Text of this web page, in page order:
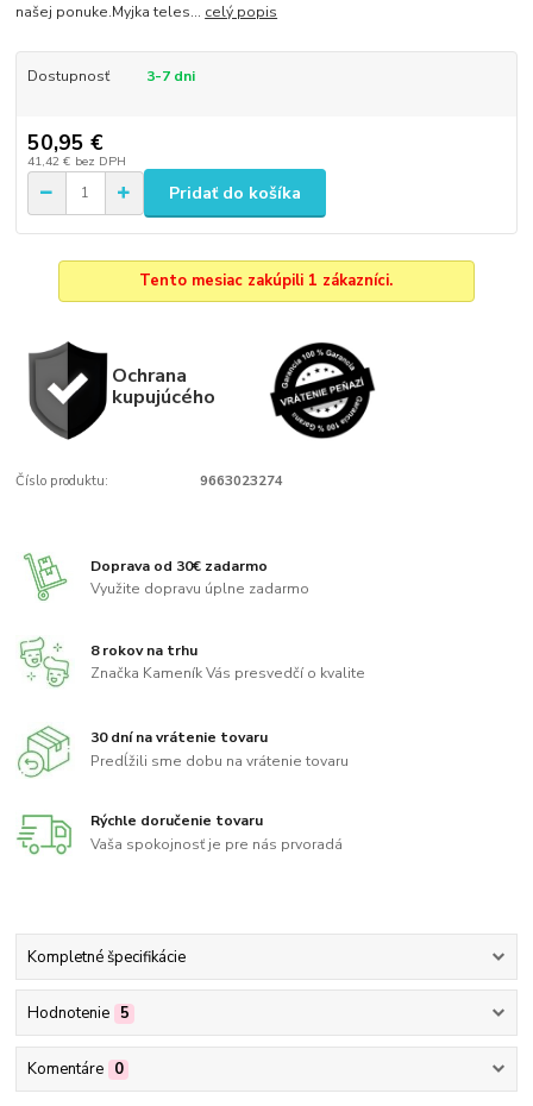
našej ponuke.Myjka teles... celý popis
Dostupnosť 3-7 dni
50,95 €
41,42 € bez DPH
Pridať do košíka
Tento mesiac zakúpili 1 zákazníci.
Ochrana
kupujúcého
Číslo produktu: 9663023274
Doprava od 30€ zadarmo
Využite dopravu úplne zadarmo
8 rokov na trhu
Značka Kameník Vás presvedčí o kvalite
30 dní na vrátenie tovaru
Predĺžili sme dobu na vrátenie tovaru
Rýchle doručenie tovaru
Vaša spokojnosť je pre nás prvoradá
Kompletné špecifikácie
Hodnotenie 5
Komentáre 0